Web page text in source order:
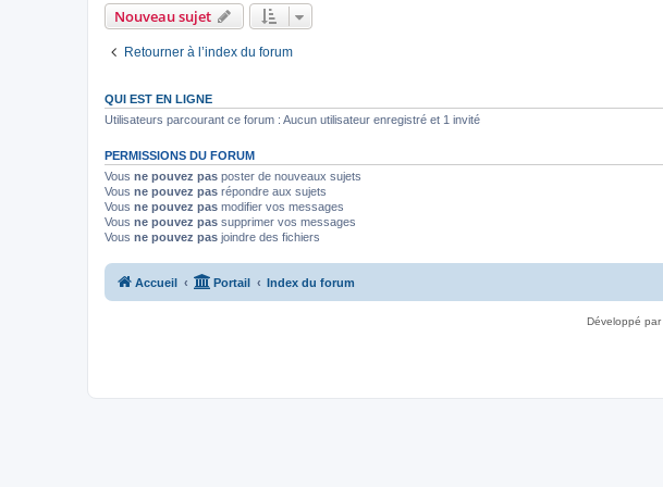
Nouveau sujet
Retourner à l’index du forum
QUI EST EN LIGNE
Utilisateurs parcourant ce forum : Aucun utilisateur enregistré et 1 invité
PERMISSIONS DU FORUM
Vous ne pouvez pas poster de nouveaux sujets
Vous ne pouvez pas répondre aux sujets
Vous ne pouvez pas modifier vos messages
Vous ne pouvez pas supprimer vos messages
Vous ne pouvez pas joindre des fichiers
Accueil Portail Index du forum
Développé par